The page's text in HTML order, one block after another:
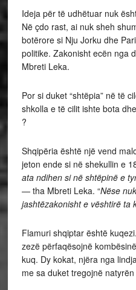
Ideja për të udhëtuar nuk
Në çdo rast, ai nuk sheh
botërore si Nju Jorku dhe
politike. Zakonisht ecën nga
Mbreti Leka.
Por si duket “shtëpia” në të
shkolla e të cilit ishte bota
?
Shqipëria është një vend
jeton ende si në shekullin e
ata ndihen si në shtëpinë e
— tha Mbreti Leka. “Nëse
jashtëzakonisht e vështirë ta
Flamuri shqiptar është
zezë përfaqësojnë
kuq. Dy kokat, njëra nga
me sa duket tregojnë